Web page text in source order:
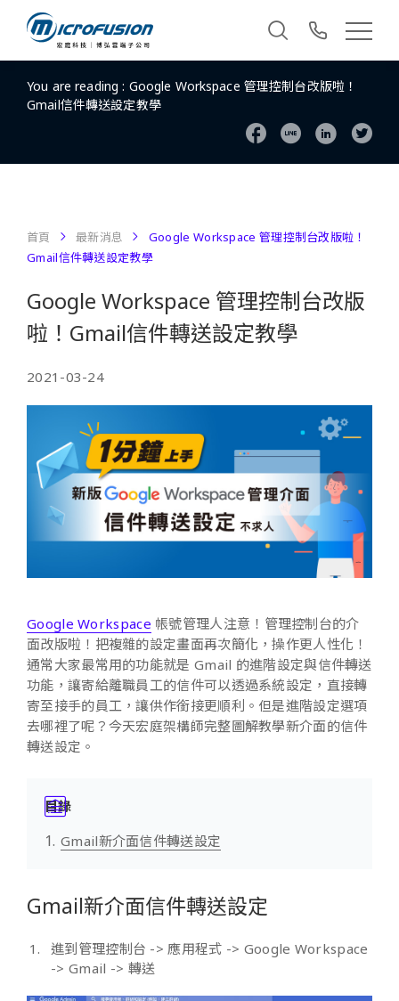
You are reading : Google Workspace 管理控制台改版啦！
Gmail信件轉送設定教學
首頁 最新消息
Google Workspace 管理控制台改版啦！
Gmail信件轉送設定教學
Google Workspace 管理控制台改版
啦！Gmail信件轉送設定教學
2021-03-24
Google Workspace 帳號管理人注意！管理控制台的介
面改版啦！把複雜的設定畫面再次簡化，操作更人性化！
通常大家最常用的功能就是 Gmail 的進階設定與信件轉送
功能，讓寄給離職員工的信件可以透過系統設定，直接轉
寄至接手的員工，讓供作銜接更順利。但是進階設定選項
去哪裡了呢？今天宏庭架構師完整圖解教學新介面的信件
轉送設定。
目錄
Gmail新介面信件轉送設定
Gmail新介面信件轉送設定
進到管理控制台 -> 應用程式 -> Google Workspace
-> Gmail -> 轉送